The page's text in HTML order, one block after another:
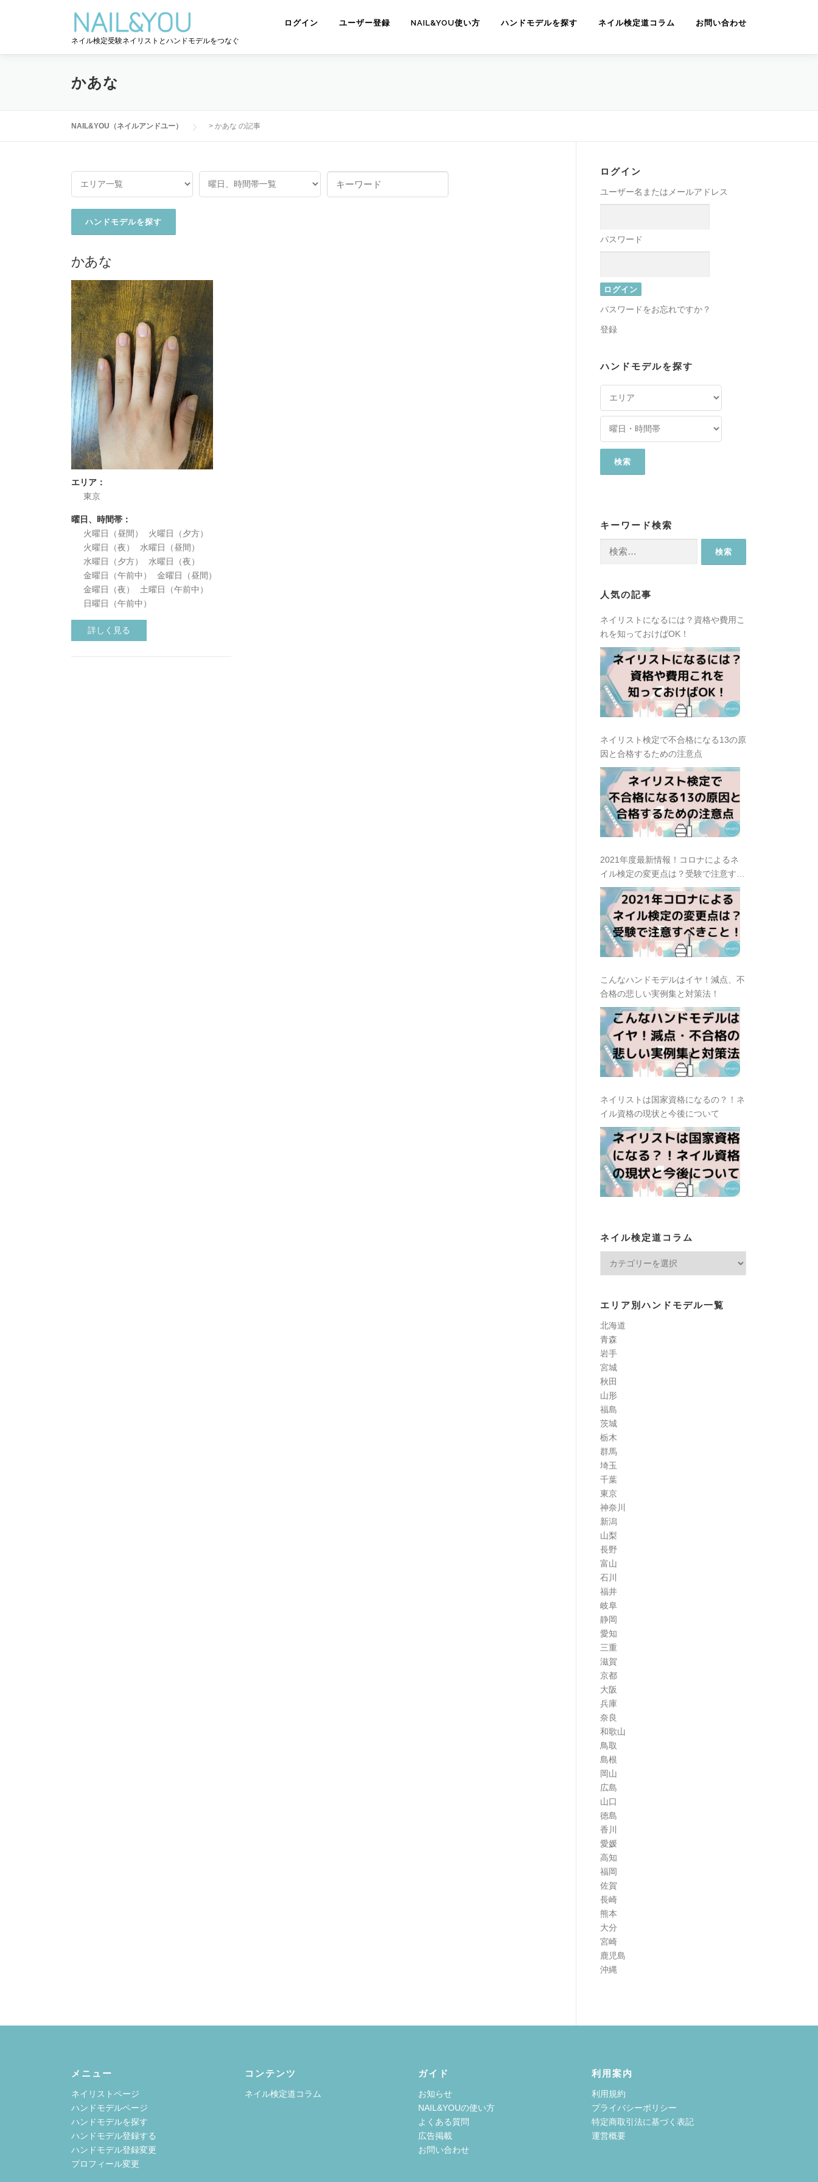
ネイル検定受験ネイリストとハンドモデルをつなぐ
ログイン ユーザー登録 NAIL&YOU使い方 ハンドモデルを探す ネイル検定道コラム お問い合わせ
かあな
NAIL&YOU（ネイルアンドユー） > かあな の記事
かあな
エリア：
東京
曜日、時間帯：
火曜日（昼間）
火曜日（夕方）
火曜日（夜）
水曜日（昼間）
水曜日（夕方）
水曜日（夜）
金曜日（午前中）
金曜日（昼間）
金曜日（夜）
土曜日（午前中）
日曜日（午前中）
詳しく見る
ログイン
ユーザー名またはメールアドレス
パスワード
パスワードをお忘れですか？
登録
ハンドモデルを探す
キーワード検索
人気の記事
ネイリストになるには？資格や費用こ
れを知っておけばOK！
ネイリスト検定で不合格になる13の原
因と合格するための注意点
2021年度最新情報！コロナによるネ
イル検定の変更点は？受験で注意すべ
きこと！
こんなハンドモデルはイヤ！減点、不
合格の悲しい実例集と対策法！
ネイリストは国家資格になるの？！ネ
イル資格の現状と今後について
ネイル検定道コラム
道
コ
ラ
ム
エリア別ハンドモデル一覧
北海道
青森
岩手
宮城
秋田
山形
福島
茨城
栃木
群馬
埼玉
千葉
東京
神奈川
新潟
山梨
長野
富山
石川
福井
岐阜
静岡
愛知
三重
滋賀
京都
大阪
兵庫
奈良
和歌山
鳥取
島根
岡山
広島
山口
徳島
香川
愛媛
高知
福岡
佐賀
長崎
熊本
大分
宮崎
鹿児島
沖縄
メニュー
ネイリストページ
ハンドモデルページ
ハンドモデルを探す
ハンドモデル登録する
ハンドモデル登録変更
プロフィール変更
コンテンツ
ネイル検定道コラム
ガイド
お知らせ
NAIL&YOUの使い方
よくある質問
広告掲載
お問い合わせ
利用案内
利用規約
プライバシーポリシー
特定商取引法に基づく表記
運営概要